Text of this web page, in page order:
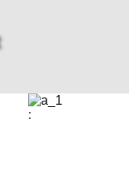
: